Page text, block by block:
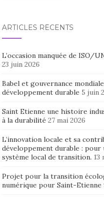
ARTICLES RÉCENTS
L’occasion manquée de ISO/
23 juin 2026
Babel et gouvernance
développement durable 5 juin
Saint Etienne une histoire
à la durabilité 27 mai 2026
L’innovation locale et sa
développement durable : pour
système local de transition. 13
Projet pour la transition
numérique pour Saint-Etienne